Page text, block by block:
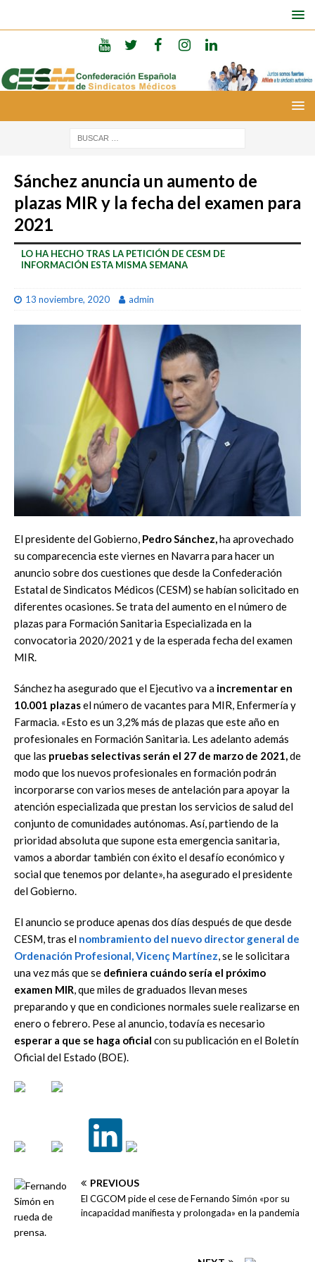
Sánchez anuncia un aumento de
plazas MIR y la fecha del examen para
2021
LO HA HECHO TRAS LA PETICIÓN DE CESM DE
INFORMACIÓN ESTA MISMA SEMANA
13 noviembre, 2020 admin
El presidente del Gobierno, Pedro Sánchez,ha aprovechado
su comparecencia este viernes en Navarra para hacer un
anuncio sobre dos cuestiones que desde la Confederación
Estatal de Sindicatos Médicos (CESM) se habían solicitado en
diferentes ocasiones. Se trata del aumento en el número de
plazas para Formación Sanitaria Especializada en la
convocatoria 2020/2021 y de la esperada fecha del examen
MIR.
Sánchez ha asegurado que el Ejecutivo va a incrementar en
10.001 plazasel número de vacantes para MIR, Enfermería y
Farmacia. «Esto es un 3,2% más de plazas que este año en
profesionales en Formación Sanitaria. Les adelanto además
que las pruebas selectivas serán el 27 de marzo de 2021,de
modo que los nuevos profesionales en formación podrán
incorporarse con varios meses de antelación para apoyar la
atención especializada que prestan los servicios de salud del
conjunto de comunidades autónomas. Así, partiendo de la
prioridad absoluta que supone esta emergencia sanitaria,
vamos a abordar también con éxito el desafío económico y
social que tenemos por delante», ha asegurado el presidente
del Gobierno.
El anuncio se produce apenas dos días después de que desde
CESM, tras el nombramiento del nuevo director general de
Ordenación Profesional, Vicenç Martínez, se le solicitara
una vez más que se definiera cuándo sería el próximo
examen MIR, que miles de graduados llevan meses
preparando y que en condiciones normales suele realizarse en
enero o febrero. Pese al anuncio, todavía es necesario
esperar a que se haga oficial con su publicación en el Boletín
Oficial del Estado (BOE).
PREVIOUS
El CGCOM pide el cese de Fernando Simón «por su
incapacidad manifiesta y prolongada» en la pandemia